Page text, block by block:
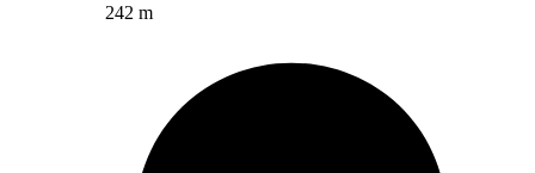
242 m